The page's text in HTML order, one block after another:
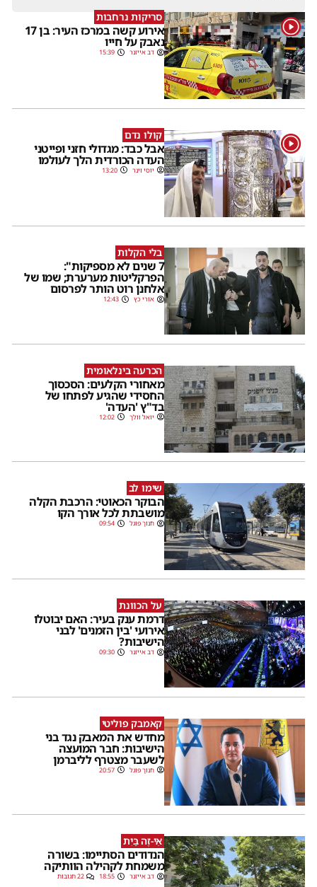
1 סריקות נרחבות
אירוע קשה במרכז העיר: בן 17
נאבק על חייו
דב אייזנר 15:39
1 קולו נדם
אבל כבד: מגדולי חזני ופייטני
העדה הכורדית הלך לעולמו
יוסי וינר 13:20
בלי הקלות
7 שנים לא מספיקות":
הפרקליטות מערערת; שמו של
אלחנן רוט הותר לפרסום
אורי כץ 12:43
הכרעה בינלאומית
מאחורי הקלעים: הסכסוך
החסידי שהגיע לפתחו של
בד"ץ 'העדה'
יואל וולך 12:02
שימו לב
הבוקר הכאוטי: הרכבת הקלה
מושבתת לכל אורך הקו
חנוך פוגל 09:54
על הכוונת
דרמת ענק בעיר: האם יבוטלו
אירועי 'בין הזמנים' לבני
הישיבות?
דב אייזנר 09:30
קאמבק פוליטי
מחדש את המאבק נגד בני
הישיבות: חבר המועצה
לשעבר מצטרף לליברמן
חנוך פוגל 20:57
אֵי-זֶה בַּיִת
הנדודים הסתיימו: בשורה
משמחת לקהילה הוותיקה
דב אייזנר 18:55 22 תגובות